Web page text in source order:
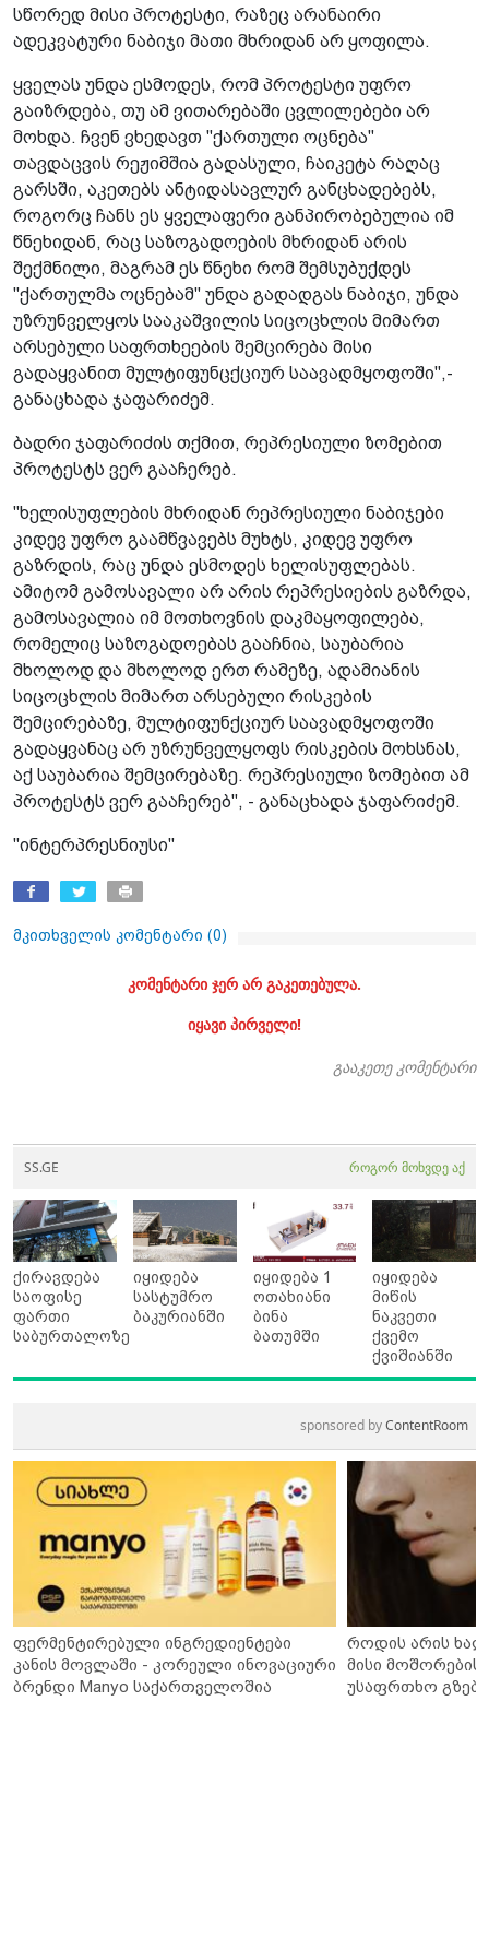
სწორედ მისი პროტესტი, რაზეც არანაირი
ადეკვატური ნაბიჯი მათი მხრიდან არ ყოფილა.
ყველას უნდა ესმოდეს, რომ პროტესტი უფრო
გაიზრდება, თუ ამ ვითარებაში ცვლილებები არ
მოხდა. ჩვენ ვხედავთ "ქართული ოცნება"
თავდაცვის რეჟიმშია გადასული, ჩაიკეტა რაღაც
გარსში, აკეთებს ანტიდასავლურ განცხადებებს,
როგორც ჩანს ეს ყველაფერი განპირობებულია იმ
წნეხიდან, რაც საზოგადოების მხრიდან არის
შექმნილი, მაგრამ ეს წნეხი რომ შემსუბუქდეს
"ქართულმა ოცნებამ" უნდა გადადგას ნაბიჯი, უნდა
უზრუნველყოს სააკაშვილის სიცოცხლის მიმართ
არსებული საფრთხეების შემცირება მისი
გადაყვანით მულტიფუნცქციურ საავადმყოფოში",-
განაცხადა ჯაფარიძემ.
ბადრი ჯაფარიძის თქმით, რეპრესიული ზომებით
პროტესტს ვერ გააჩერებ.
"ხელისუფლების მხრიდან რეპრესიული ნაბიჯები
კიდევ უფრო გაამწვავებს მუხტს, კიდევ უფრო
გაზრდის, რაც უნდა ესმოდეს ხელისუფლებას.
ამიტომ გამოსავალი არ არის რეპრესიების გაზრდა,
გამოსავალია იმ მოთხოვნის დაკმაყოფილება,
რომელიც საზოგადოებას გააჩნია, საუბარია
მხოლოდ და მხოლოდ ერთ რამეზე, ადამიანის
სიცოცხლის მიმართ არსებული რისკების
შემცირებაზე, მულტიფუნქციურ საავადმყოფოში
გადაყვანაც არ უზრუნველყოფს რისკების მოხსნას,
აქ საუბარია შემცირებაზე. რეპრესიული ზომებით ამ
პროტესტს ვერ გააჩერებ", - განაცხადა ჯაფარიძემ.
"ინტერპრესნიუსი"
მკითხველის კომენტარი (0)
კომენტარი ჯერ არ გაკეთებულა.
იყავი პირველი!
გააკეთე კომენტარი
SS.GE როგორ მოხვდე აქ
ქირავდება
საოფისე
ფართი
საბურთალოზე
იყიდება
სასტუმრო
ბაკურიანში
იყიდება 1
ოთახიანი
ბინა
ბათუმში
იყიდება
მიწის
ნაკვეთი
ქვემო
ქვიშიანში
sponsored byContentRoom
ფერმენტირებული ინგრედიენტები
კანის მოვლაში - კორეული ინოვაციური
ბრენდი Manyo საქართველოშია
როდის არის
მისი მოშორების
უსაფრთხო გზები